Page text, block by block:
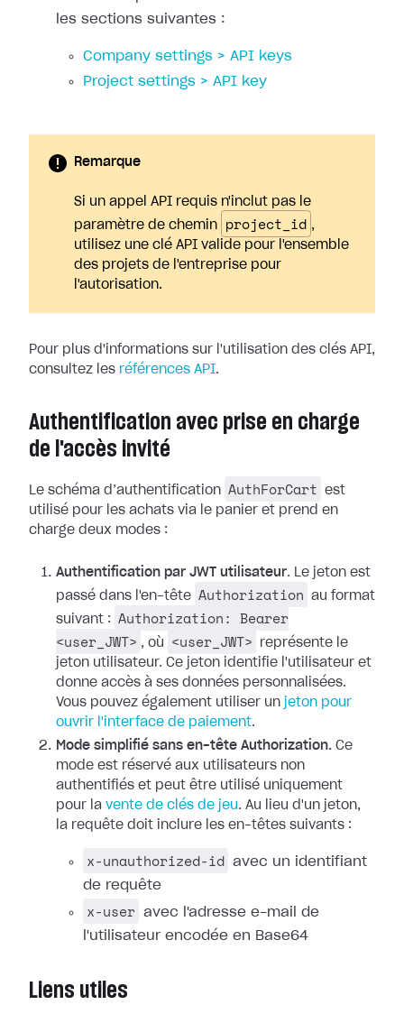
les sections suivantes :
Company settings > API keys
Project settings > API key
Remarque
Si un appel API requis n'inclut pas le
paramètre de chemin
project_id ,
utilisez une clé API valide pour l'ensemble
des projets de l'entreprise pour
l'autorisation.
Pour plus d'informations sur l'utilisation des clés API,
consultez les références API.
Authentification avec prise en charge
de l'accès invité
Le schéma d’authentification AuthForCart
est
utilisé pour les achats via le panier et prend en
charge deux modes :
Authentification par JWT utilisateur. Le jeton est
passé dans l'en-tête Authorization
au format
suivant :
Authorization: Bearer
<user_JWT> , où <user_JWT>
représente le
jeton utilisateur. Ce jeton identifie l'utilisateur et
donne accès à ses données personnalisées.
Vous pouvez également utiliser un jeton pour
ouvrir l'interface de paiement.
Mode simplifié sans en-tête Authorization. Ce
mode est réservé aux utilisateurs non
authentifiés et peut être utilisé uniquement
pour la vente de clés de jeu . Au lieu d'un jeton,
la requête doit inclure les en-têtes suivants :
x-unauthorized-id avec un identifiant
de requête
x-user avec l'adresse e-mail de
l'utilisateur encodée en Base64
Liens utiles